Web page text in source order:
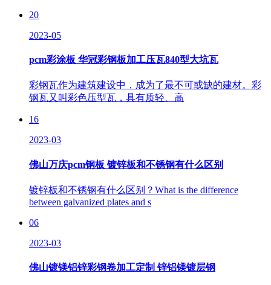
20
2023-05
pcm彩涂板 华冠彩钢板加工压瓦840型大坑瓦
彩钢瓦作为建筑建设中，成为了最不可或缺的建材。彩
钢瓦又叫彩色压型瓦，具有质轻、高
16
2023-03
佛山万庆pcm钢板 镀锌板和不锈钢有什么区别
镀锌板和不锈钢有什么区别？What is the difference
between galvanized plates and s
06
2023-03
佛山镀镁铝锌彩钢卷加工定制 锌铝镁镀层钢